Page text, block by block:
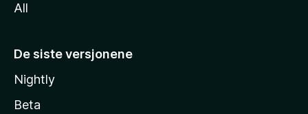
All
De siste versjonene
Nightly
Beta